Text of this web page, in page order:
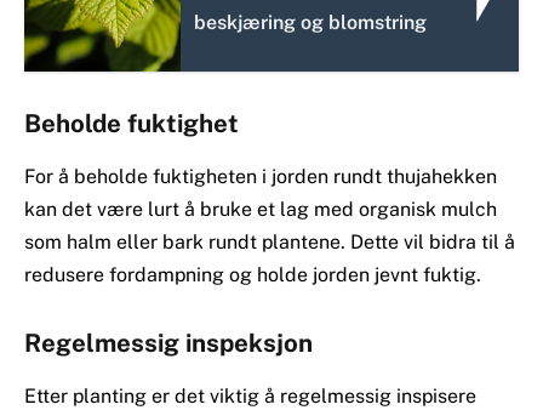
beskjæring og blomstring
Beholde fuktighet
For å beholde fuktigheten i jorden rundt thujahekken
kan det være lurt å bruke et lag med organisk mulch
som halm eller bark rundt plantene. Dette vil bidra til å
redusere fordampning og holde jorden jevnt fuktig.
Regelmessig inspeksjon
Etter planting er det viktig å regelmessig inspisere